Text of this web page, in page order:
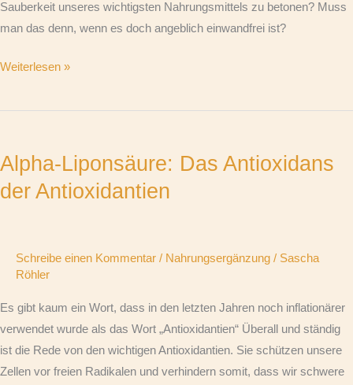
Sauberkeit unseres wichtigsten Nahrungsmittels zu betonen? Muss
man das denn, wenn es doch angeblich einwandfrei ist?
Weiterlesen »
Alpha-Liponsäure: Das Antioxidans
der Antioxidantien
Schreibe einen Kommentar / Nahrungsergänzung / Sascha
Röhler
Es gibt kaum ein Wort, dass in den letzten Jahren noch inflationärer
verwendet wurde als das Wort „Antioxidantien“ Überall und ständig
ist die Rede von den wichtigen Antioxidantien. Sie schützen unsere
Zellen vor freien Radikalen und verhindern somit, dass wir schwere
Das
Antioxidans